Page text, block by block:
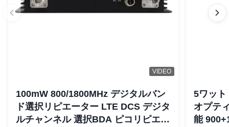
VIDEO
100mW 800/1800MHz デジタルバン
ド選択リピエーター LTE DCS デジタ
ルチャンネル 選択BDA ピコリピエー
5ワット
オプテ
能